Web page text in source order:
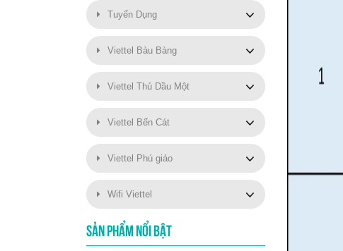
Tuyển Dụng
Viettel Bàu Bàng
Viettel Thủ Dầu Một
Viettel Bến Cát
Viettel Phú giáo
Wifi Viettel
SẢN PHẨM NỔI BẬT